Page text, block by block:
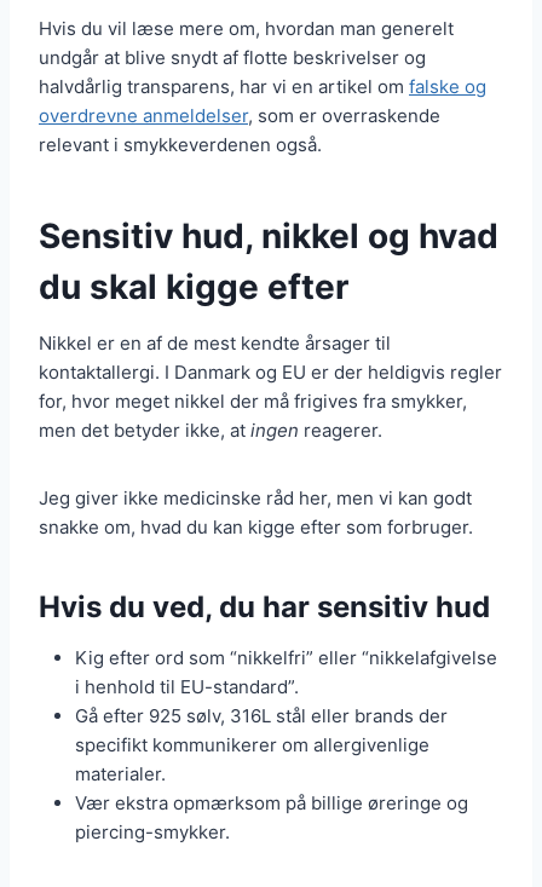
Hvis du vil læse mere om, hvordan man generelt
undgår at blive snydt af flotte beskrivelser og
halvdårlig transparens, har vi en artikel om falske og
overdrevne anmeldelser, som er overraskende
relevant i smykkeverdenen også.
Sensitiv hud, nikkel og hvad
du skal kigge efter
Nikkel er en af de mest kendte årsager til
kontaktallergi. I Danmark og EU er der heldigvis regler
for, hvor meget nikkel der må frigives fra smykker,
men det betyder ikke, at ingen reagerer.
Jeg giver ikke medicinske råd her, men vi kan godt
snakke om, hvad du kan kigge efter som forbruger.
Hvis du ved, du har sensitiv hud
Kig efter ord som “nikkelfri” eller “nikkelafgivelse
i henhold til EU-standard”.
Gå efter 925 sølv, 316L stål eller brands der
specifikt kommunikerer om allergivenlige
materialer.
Vær ekstra opmærksom på billige øreringe og
piercing-smykker.